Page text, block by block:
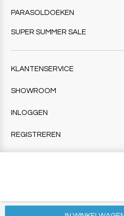
PARASOLDOEKEN
SUPER SUMMER SALE
KLANTENSERVICE
SHOWROOM
INLOGGEN
REGISTREREN